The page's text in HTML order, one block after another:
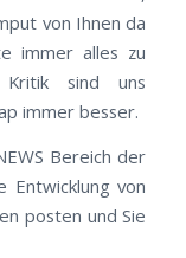
von Ihnen da
immer alles zu
Kritik sind uns
immer besser.
Bereich der
von
posten und Sie